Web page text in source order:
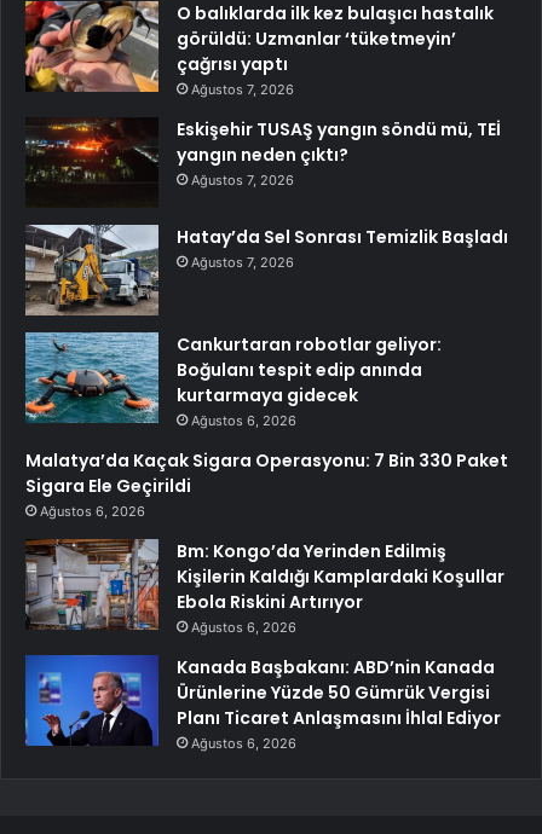
O balıklarda ilk kez bulaşıcı hastalık
görüldü: Uzmanlar ‘tüketmeyin’
çağrısı yaptı
Ağustos 7, 2026
Eskişehir TUSAŞ yangın söndü mü, TEİ
yangın neden çıktı?
Ağustos 7, 2026
Hatay’da Sel Sonrası Temizlik Başladı
Ağustos 7, 2026
Cankurtaran robotlar geliyor:
Boğulanı tespit edip anında
kurtarmaya gidecek
Ağustos 6, 2026
Malatya’da Kaçak Sigara Operasyonu: 7 Bin 330 Paket
Sigara Ele Geçirildi
Ağustos 6, 2026
Bm: Kongo’da Yerinden Edilmiş
Kişilerin Kaldığı Kamplardaki Koşullar
Ebola Riskini Artırıyor
Ağustos 6, 2026
Kanada Başbakanı: ABD’nin Kanada
Ürünlerine Yüzde 50 Gümrük Vergisi
Planı Ticaret Anlaşmasını İhlal Ediyor
Ağustos 6, 2026